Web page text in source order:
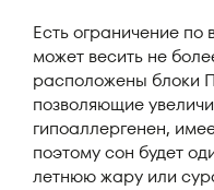
Есть ограничение
может весить не
расположены блоки
позволяющие
гипоаллергенен,
поэтому сон будет
летнюю жару или